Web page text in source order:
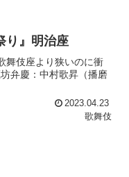
り』明治座
舞伎座より狭いのに衝
弁慶：中村歌昇（播磨
2023.04.23
歌舞伎